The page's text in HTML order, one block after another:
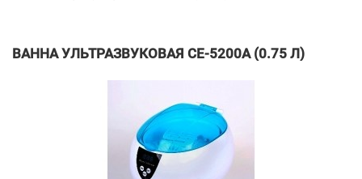
ВАННА УЛЬТРАЗВУКОВАЯ CE-5200А (0.75 Л)